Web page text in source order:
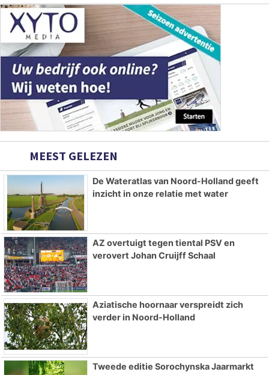
MEEST GELEZEN
De Wateratlas van Noord-Holland geeft
inzicht in onze relatie met water
AZ overtuigt tegen tiental PSV en
verovert Johan Cruijff Schaal
Aziatische hoornaar verspreidt zich
verder in Noord-Holland
Tweede editie Sorochynska Jaarmarkt